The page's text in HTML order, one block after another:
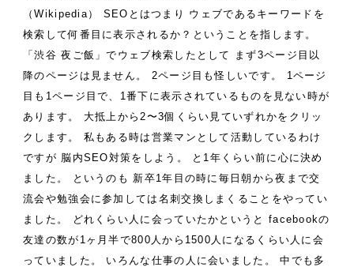
（Wikipedia）
SEOとはつまり
ウェブであるキーワードを
検索して何番目に表示されるか？ということを指します。
「渋谷 夜ご飯」でウェブ検索したとして
まず3ページ目以
降のページは見ません。
2ページ目も怪しいです。
1ページ
目も1ページ目で、1番下に表示されているものを見ない時が
あります。
大抵上から2〜3個くらい見ていずれかをクリッ
クします。
私もある時は営業マンとして活動しているわけ
ですが 脳内SEO対策をしよう。
と1年くらい前に心に決め
ました。
というのも 新卒1年目の時に毎日朝から夜まで交
流会や勉強会に参加しては名刺交換しまくることをやってい
ました。
どれくらい人に会っていたかというと
facebookの
友達の数が1ヶ月半で800人から1500人になるくらい人に会
っていました。
いろんな仕事の人に会いました。
中でも多